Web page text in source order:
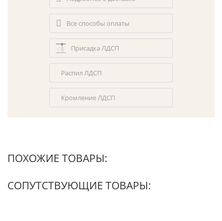
Все способы оплаты
Присадка ЛДСП
Распил ЛДСП
Кромление ЛДСП
ПОХОЖИЕ ТОВАРЫ:
СОПУТСТВУЮЩИЕ ТОВАРЫ: